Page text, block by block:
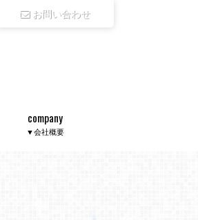
お問い合わせ
▼会社概要
company